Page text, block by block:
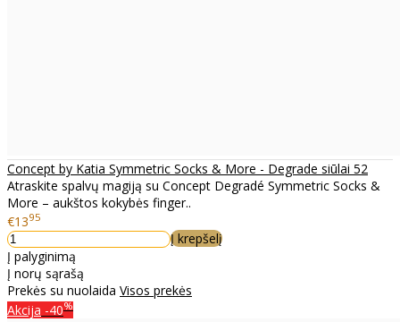
Concept by Katia Symmetric Socks & More - Degrade siūlai 52
Atraskite spalvų magiją su Concept Degradé Symmetric Socks &
More – aukštos kokybės finger..
€1395
Į krepšelį
Į palyginimą
Į norų sąrašą
Prekės su nuolaida Visos prekės
Akcija -40%